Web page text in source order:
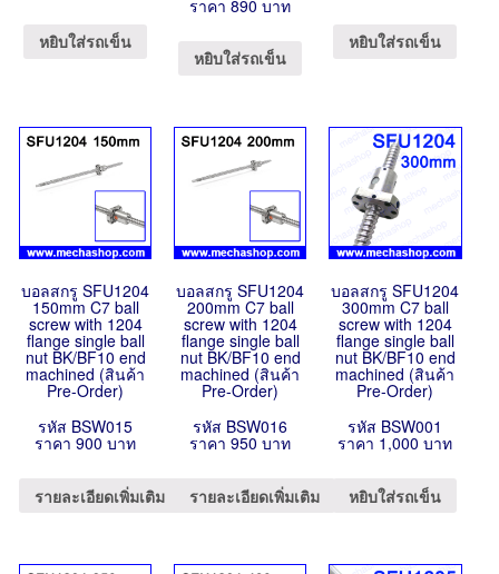
หยิบใส่รถเข็น
ราคา 890 บาท
หยิบใส่รถเข็น
หยิบใส่รถเข็น
บอลสกรู SFU1204
150mm C7 ball
screw with 1204
flange single ball
nut BK/BF10 end
machined (สินค้า
Pre-Order)
รหัส BSW015
ราคา 900 บาท
รายละเอียดเพิ่มเติม
บอลสกรู SFU1204
200mm C7 ball
screw with 1204
flange single ball
nut BK/BF10 end
machined (สินค้า
Pre-Order)
รหัส BSW016
ราคา 950 บาท
รายละเอียดเพิ่มเติม
บอลสกรู SFU1204
300mm C7 ball
screw with 1204
flange single ball
nut BK/BF10 end
machined (สินค้า
Pre-Order)
รหัส BSW001
ราคา 1,000 บาท
หยิบใส่รถเข็น